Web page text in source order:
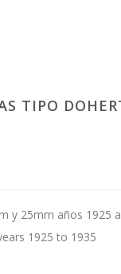
TIPO
y 25mm años 1925
1925 to 1935